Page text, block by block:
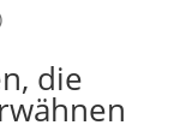
die